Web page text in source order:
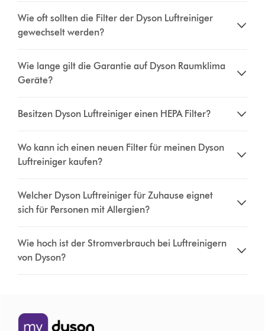
Wie oft sollten die Filter der Dyson Luftreiniger
gewechselt werden?
Wie lange gilt die Garantie auf Dyson Raumklima
Geräte?
Besitzen Dyson Luftreiniger einen HEPA Filter?
Wo kann ich einen neuen Filter für meinen Dyson
Luftreiniger kaufen?
Welcher Dyson Luftreiniger für Zuhause eignet
sich für Personen mit Allergien?
Wie hoch ist der Stromverbrauch bei Luftreinigern
von Dyson?